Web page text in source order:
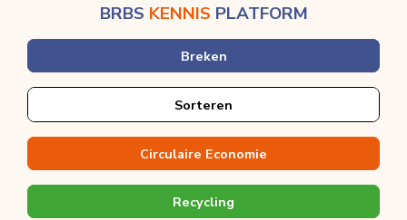
BRBS KENNIS PLATFORM
Breken
Sorteren
Circulaire Economie
Recycling